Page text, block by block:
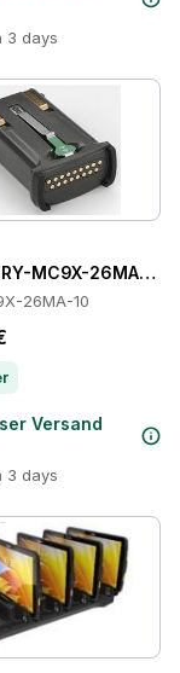
3 days
MC9X-26MA-10
26MA-10
Versand
3 days